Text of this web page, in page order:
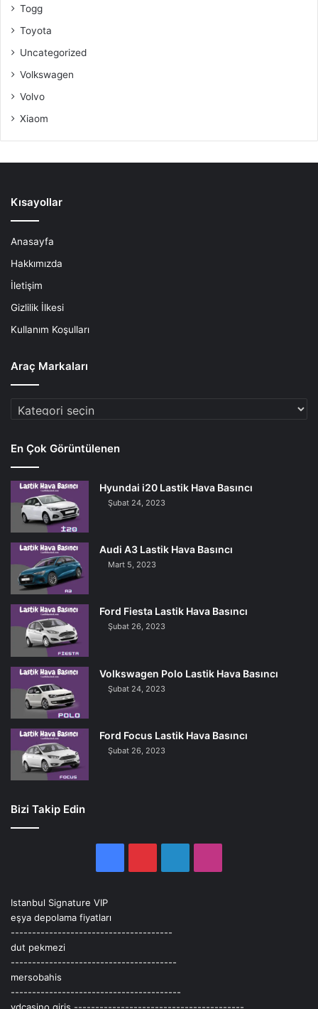
Togg
Toyota
Uncategorized
Volkswagen
Volvo
Xiaom
Kısayollar
Anasayfa
Hakkımızda
İletişim
Gizlilik İlkesi
Kullanım Koşulları
Araç Markaları
Araç
En Çok Görüntülenen
Hyundai i20 Lastik Hava Basıncı
Şubat 24, 2023
Audi A3 Lastik Hava Basıncı
Mart 5, 2023
Ford Fiesta Lastik Hava Basıncı
Şubat 26, 2023
Volkswagen Polo Lastik Hava Basıncı
Şubat 24, 2023
Ford Focus Lastik Hava Basıncı
Şubat 26, 2023
Bizi Takip Edin
Istanbul Signature VIP
eşya depolama fiyatları
--------------------------------------
dut pekmezi
---------------------------------------
mersobahis
----------------------------------------